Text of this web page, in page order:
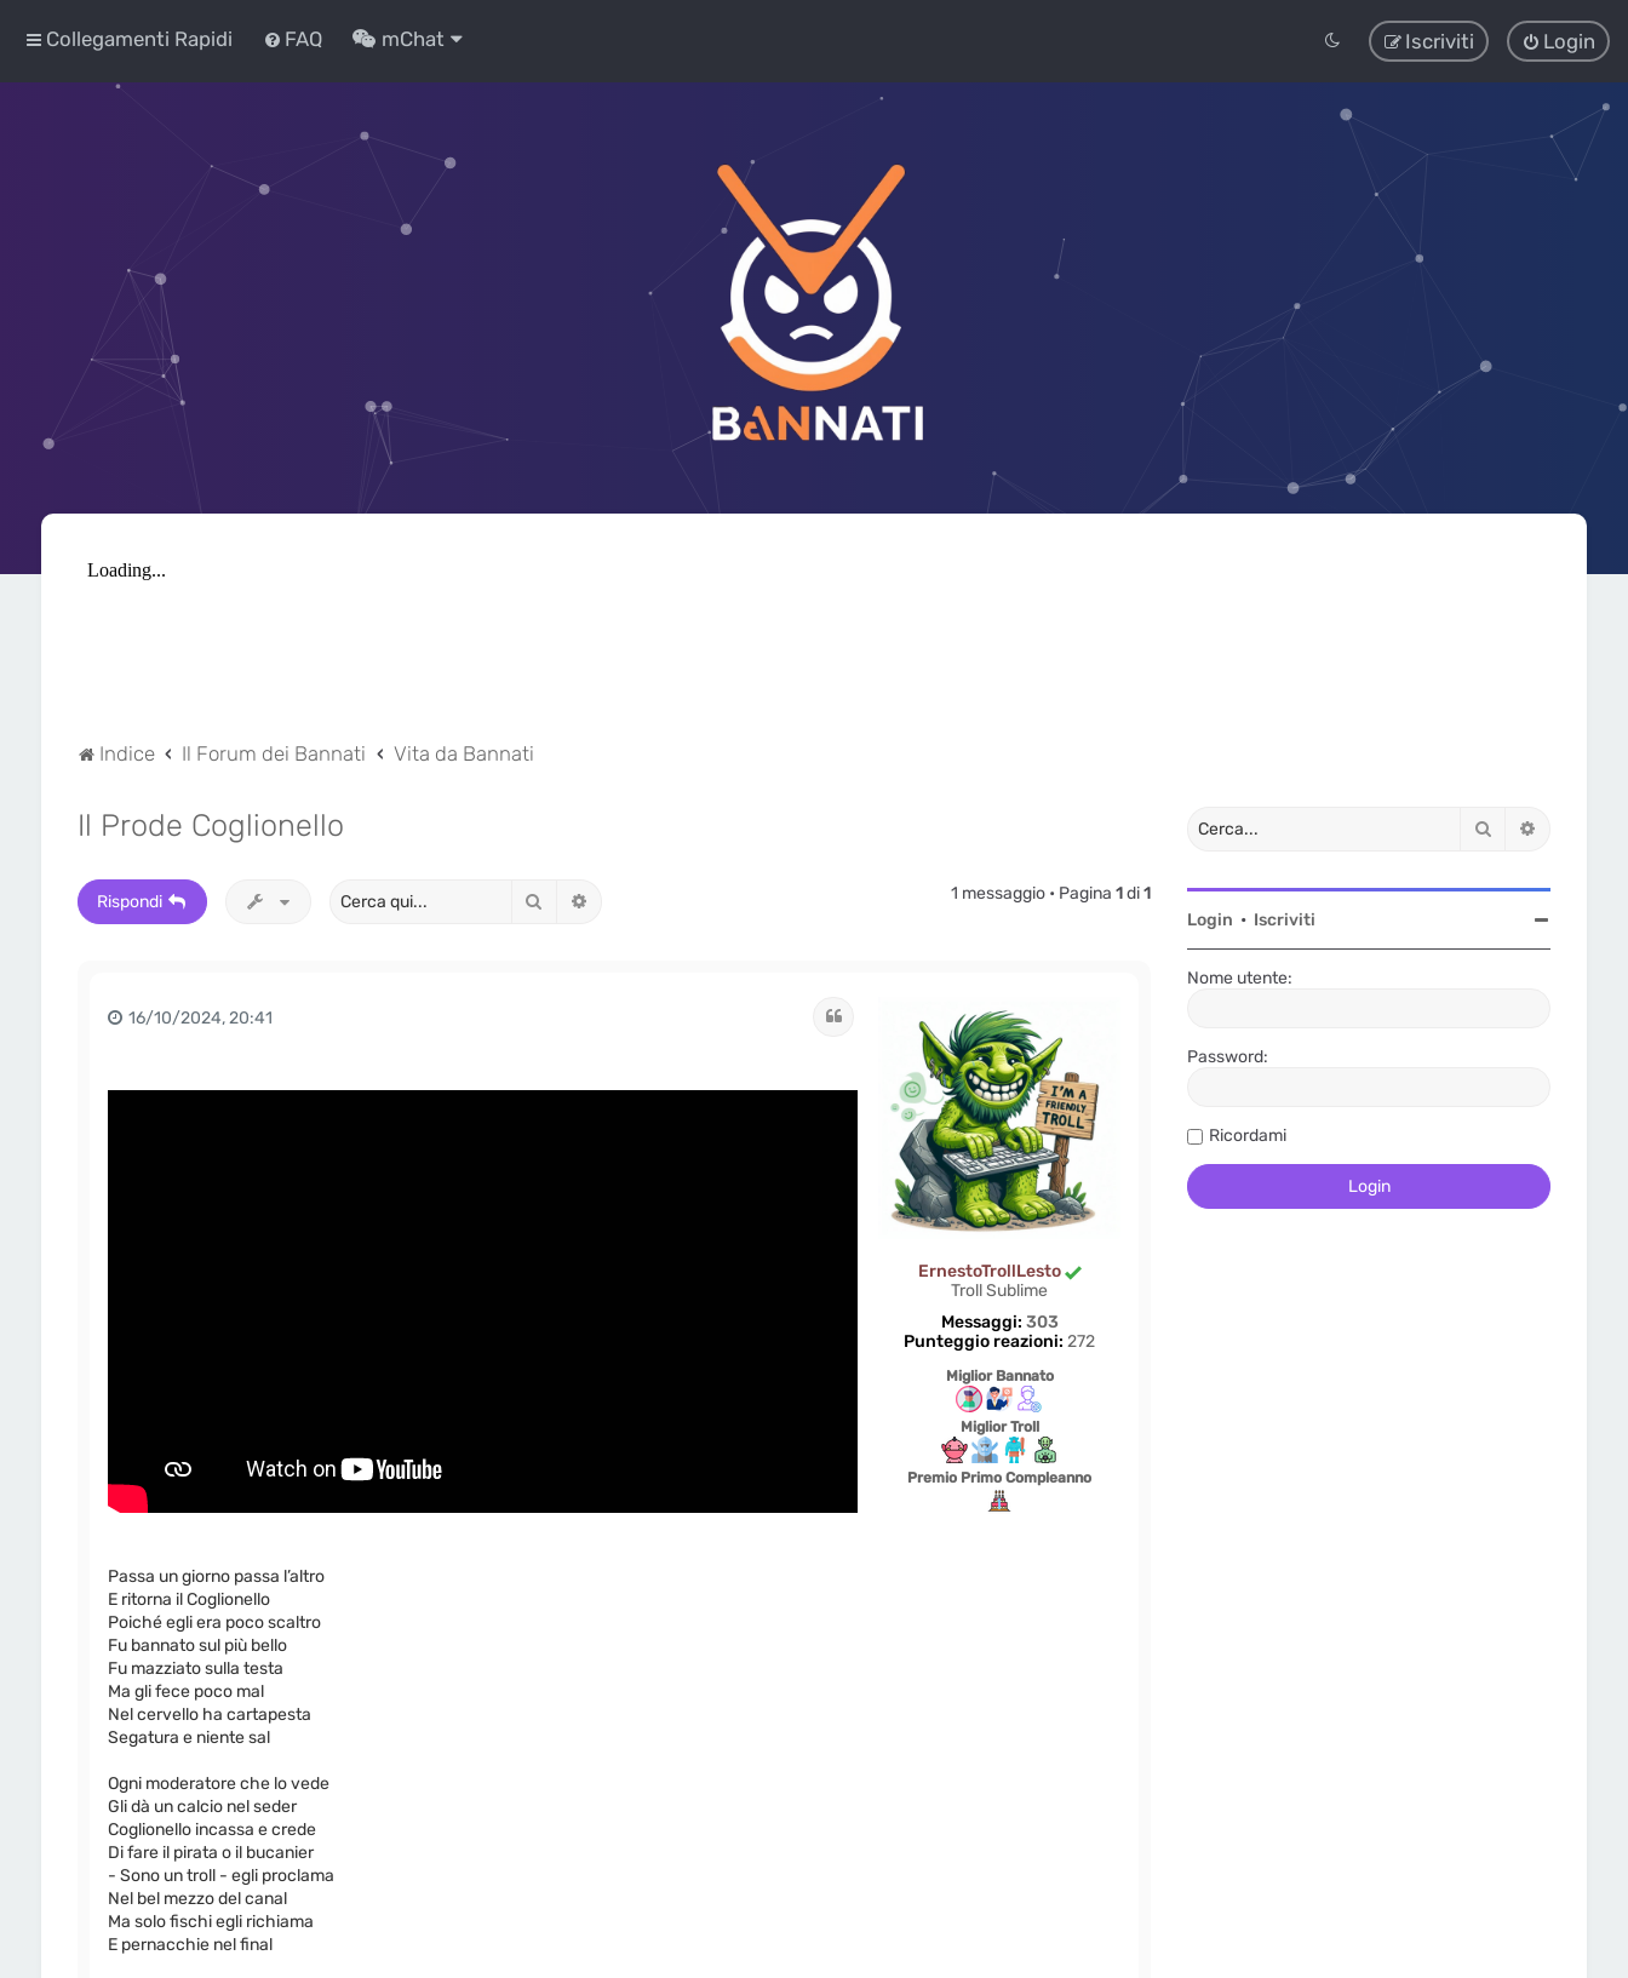
Collegamenti Rapidi FAQ mChat Login
Iscriviti
Indice Il Forum dei Bannati Vita da Bannati
Il Prode Coglionello
Rispondi Cerca 1 messaggio • Pagina1di1
ErnestoTrollLesto
Troll Sublime
Messaggi: 303
Punteggio reazioni: 272
Miglior Bannato
Miglior Troll
Premio Primo Compleanno
16/10/2024, 20:41
Passa un giorno passa l’altro
E ritorna il Coglionello
Poiché egli era poco scaltro
Fu bannato sul più bello
Fu mazziato sulla testa
Ma gli fece poco mal
Nel cervello ha cartapesta
Segatura e niente sal
Ogni moderatore che lo vede
Gli dà un calcio nel seder
Coglionello incassa e crede
Di fare il pirata o il bucanier
- Sono un troll - egli proclama
Nel bel mezzo del canal
Ma solo fischi egli richiama
E pernacchie nel final
Cerca
Login • Iscriviti
Nome utente:
Password:
Ricordami